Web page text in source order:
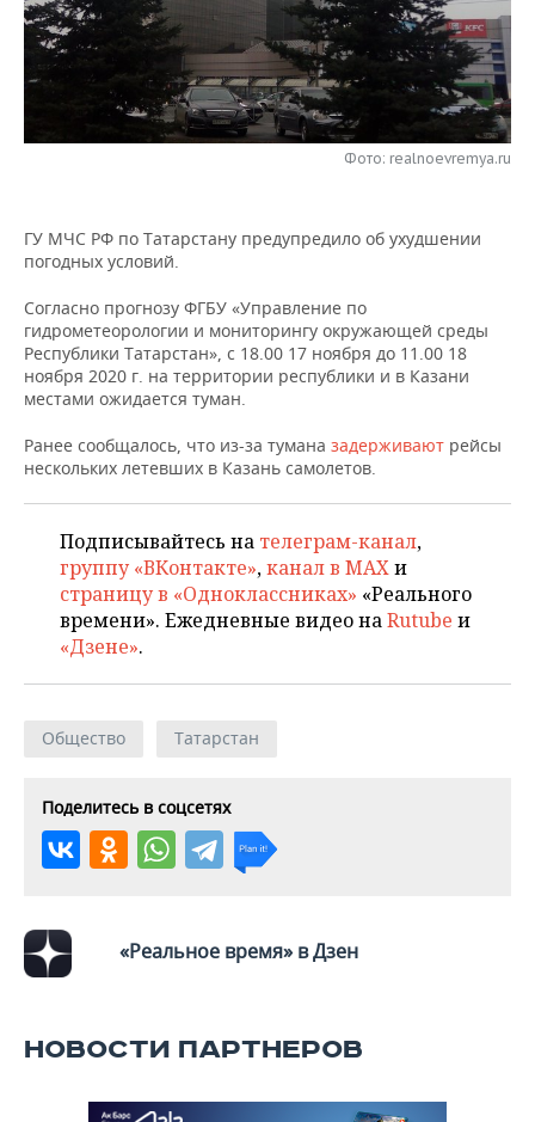
НЕФТЕХИМИЯ
НЕФТЬ
РОЗНИЧНАЯ ТОРГОВЛЯ
ТРАНСПОРТ
НОВОСТИ ТЕХНОЛОГИЙ
МЕРОПРИЯТИЯ
НОВОСТИ МЕРОПРИЯТИЙ
ONLINE-КОНФЕРЕНЦИИ
ОТКРЫТАЯ ЛЕКЦИЯ
СПОРТ
ХОККЕЙ
БАСКЕТБОЛ
ВОЛЕЙБОЛ
ВОДНЫЕ ВИДЫ СПОРТА
ХОККЕЙ С МЯЧОМ
ВЛАСТЬ
ИНФРАСТРУКТУРА
ИСТОРИЯ
ОБРАЗОВАНИЕ
ПРОИСШЕСТВИЯ
СЮЖЕТЫ
СПРАВОЧНИК
СПИСОК ПЕРСОН
ПОЛНАЯ ВЕРСИЯ
Фото: realnoevremya.ru
ГУ МЧС РФ по Татарстану предупредило об ухудшении
погодных условий.
Согласно прогнозу ФГБУ «Управление по
гидрометеорологии и мониторингу окружающей среды
Республики Татарстан», с 18.00 17 ноября до 11.00 18
ноября 2020 г. на территории республики и в Казани
местами ожидается туман.
Ранее сообщалось, что из-за тумана задерживают рейсы
нескольких летевших в Казань самолетов.
Подписывайтесь на телеграм-канал,
группу «ВКонтакте»,канал в MAXи
страницу в «Одноклассниках» «Реального
времени». Ежедневные видео наRutube и
«Дзене».
Общество Татарстан
Поделитесь в соцсетях
«Реальное время» в Дзен
НОВОСТИ ПАРТНЕРОВ